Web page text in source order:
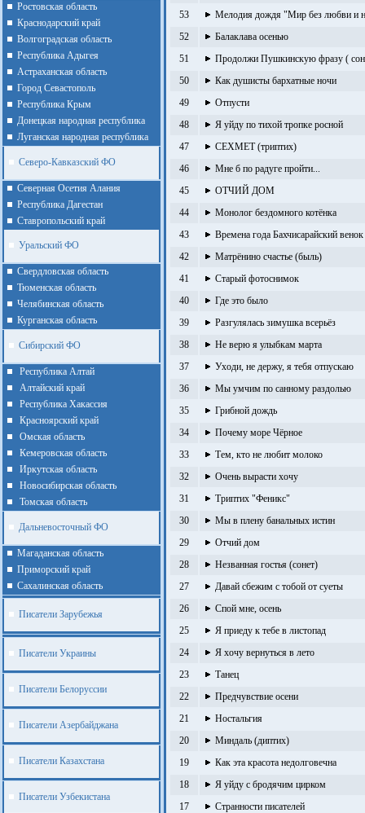
Ростовская область
Краснодарский край
Волгоградская область
Республика Адыгея
Астраханская область
Город Севастополь
Республика Крым
Донецкая народная республика
Луганская народная республика
Северо-Кавказский ФО
Северная Осетия Алания
Республика Дагестан
Ставропольский край
Уральский ФО
Cвердловская область
Тюменская область
Челябинская область
Курганская область
Сибирский ФО
Республика Алтай
Алтайcкий край
Республика Хакассия
Красноярский край
Омская область
Кемеровская область
Иркутская область
Новосибирская область
Томская область
Дальневосточный ФО
Магаданская область
Приморский край
Cахалинская область
Писатели Зарубежья
Писатели Украины
Писатели Белоруссии
Писатели Азербайджана
Писатели Казахстана
Писатели Узбекистана
53
Мелодия дождя "Мир без любви и
52
Балаклава осенью
51
Продолжи Пушкинскую фразу (
50
Как душисты бархатные ночи
49
Отпусти
48
Я уйду по тихой тропке росной
47
СЕХМЕТ (триптих)
46
Мне б по радуге пройти...
45
ОТЧИЙ ДОМ
44
Монолог бездомного котёнка
43
Времена года Бахчисарайский венок
42
Матрёнино счастье (быль)
41
Старый фотоснимок
40
Где это было
39
Разгулялась зимушка всерьёз
38
Не верю я улыбкам марта
37
Уходи, не держу, я тебя отпускаю
36
Мы умчим по санному раздолью
35
Грибной дождь
34
Почему море Чёрное
33
Тем, кто не любит молоко
32
Очень вырасти хочу
31
Триптих "Феникс"
30
Мы в плену банальных истин
29
Отчий дом
28
Незванная гостья (сонет)
27
Давай сбежим с тобой от суеты
26
Спой мне, осень
25
Я приеду к тебе в листопад
24
Я хочу вернуться в лето
23
Танец
22
Предчувствие осени
21
Ностальгия
20
Миндаль (диптих)
19
Как эта красота недолговечна
18
Я уйду с бродячим цирком
17
Странности писателей